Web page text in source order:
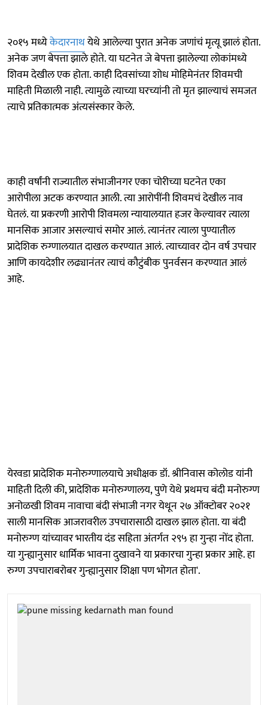
२०१५ मध्येकेदारनाथयेथे आलेल्या पुरात अनेक जणांचं मृत्यू झालं होता.
अनेक जण बेपत्ता झाले होते. या घटनेत जे बेपत्ता झालेल्या लोकांमध्ये
शिवम देखील एक होता. काही दिवसांच्या शोध मोहिमेनंतर शिवमची
माहिती मिळाली नाही. त्यामुळे त्याच्या घरच्यांनी तो मृत झाल्याचं समजत
त्याचे प्रतिकात्मक अंत्यसंस्कार केले.
काही वर्षांनी राज्यातील संभाजीनगर एका चोरीच्या घटनेत एका
आरोपीला अटक करण्यात आली. त्या आरोपींनी शिवमचं देखील नाव
घेतलं. या प्रकरणी आरोपी शिवमला न्यायालयात हजर केल्यावर त्याला
मानसिक आजार असल्याचं समोर आलं. त्यानंतर त्याला पुण्यातील
प्रादेशिक रुग्णालयात दाखल करण्यात आलं. त्याच्यावर दोन वर्ष उपचार
आणि कायदेशीर लढ्यानंतर त्याचं कौटुंबीक पुनर्वसन करण्यात आलं
आहे.
येरवडा प्रादेशिक मनोरुग्णालयाचे अधीक्षक डॉ. श्रीनिवास कोलोड यांनी
माहिती दिली की, प्रादेशिक मनोरुग्णालय, पुणे येथे प्रथमच बंदी मनोरुग्ण
अनोळखी शिवम नावाचा बंदी संभाजी नगर येथून २७ ऑक्टोबर २०२१
साली मानसिक आजरावरील उपचारासाठी दाखल झाल होता. या बंदी
मनोरुग्ण यांच्यावर भारतीय दंड सहिता अंतर्गत २९५ हा गुन्हा नोंद होता.
या गुन्ह्यानुसार धार्मिक भावना दुखावने या प्रकारचा गुन्हा प्रकार आहे. हा
रुग्ण उपचाराबरोबर गुन्ह्यानुसार शिक्षा पण भोगत होता'.